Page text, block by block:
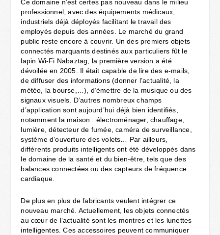
Ce domaine n’est certes pas nouveau dans le milieu
professionnel, avec des équipements médicaux,
industriels déjà déployés facilitant le travail des
employés depuis des années. Le marché du grand
public reste encore à couvrir. Un des premiers objets
connectés marquants destinés aux particuliers fût le
lapin Wi-Fi Nabaztag, la première version a été
dévoilée en 2005. Il était capable de lire des e-mails,
de diffuser des informations (donner l’actualité, la
météo, la bourse,…), d’émettre de la musique ou des
signaux visuels. D’autres nombreux champs
d’application sont aujourd’hui déjà bien identifiés,
notamment la maison : électroménager, chauffage,
lumière, détecteur de fumée, caméra de surveillance,
système d’ouverture des volets… Par ailleurs,
différents produits intelligents ont été développés dans
le domaine de la santé et du bien-être, tels que des
balances connectées ou des capteurs de fréquence
cardiaque.
De plus en plus de fabricants veulent intégrer ce
nouveau marché. Actuellement, les objets connectés
au cœur de l’actualité sont les montres et les lunettes
intelligentes. Ces accessoires peuvent communiquer